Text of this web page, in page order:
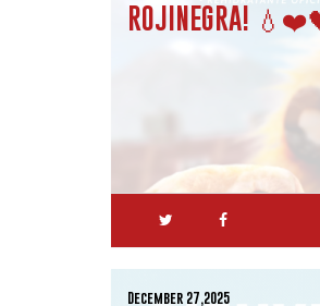
ROJINEGRA!
December 27,2025